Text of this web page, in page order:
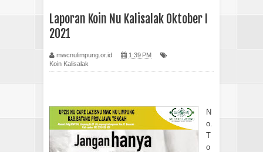
Laporan Koin Nu Kalisalak Oktober I
2021
mwcnulimpung.or.id
1:39 PM
Koin Kalisalak
N
o.
T
o